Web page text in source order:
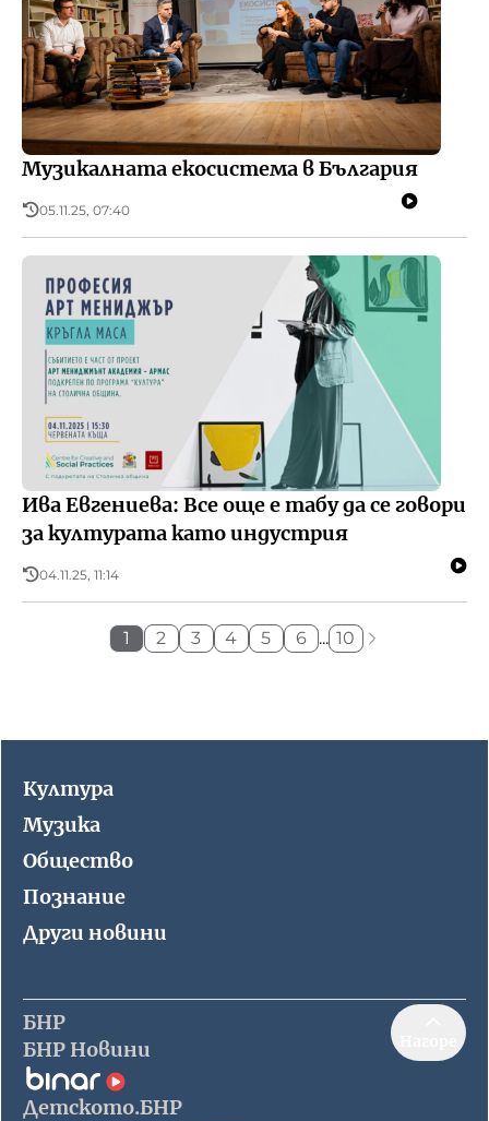
Музикалната екосистема в България
05.11.25, 07:40
Ива Евгениева: Все още е табу да се говори
за културата като индустрия
04.11.25, 11:14
1 2 3 4 5 6 ... 10
Култура
Музика
Общество
Познание
Други новини
БНР
БНР Новини
Детското.БНР